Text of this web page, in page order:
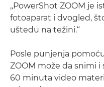
„PowerShot ZOOM je
fotoaparat i dvogled,
uštedu na težini.“
Posle punjenja
ZOOM može da snimi i
60 minuta video